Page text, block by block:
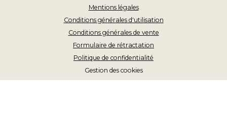
Mentions légales
Conditions générales d'utilisation
Conditions générales de vente
Formulaire de rétractation
Politique de confidentialité
Gestion des cookies